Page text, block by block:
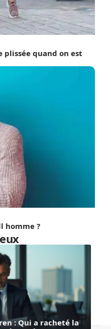
quand on est
homme ?
: Qui a racheté la